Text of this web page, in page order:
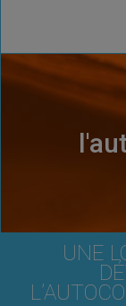
UNE